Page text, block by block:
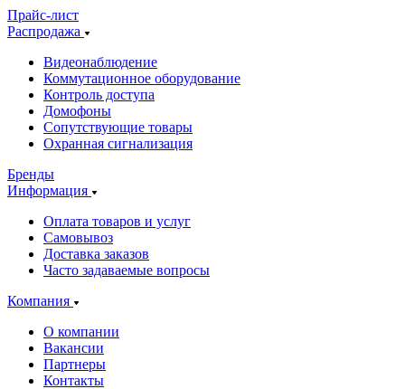
Прайс-лист
Распродажа
Видеонаблюдение
Коммутационное оборудование
Контроль доступа
Домофоны
Сопутствующие товары
Охранная сигнализация
Бренды
Информация
Оплата товаров и услуг
Самовывоз
Доставка заказов
Часто задаваемые вопросы
Компания
О компании
Вакансии
Партнеры
Контакты